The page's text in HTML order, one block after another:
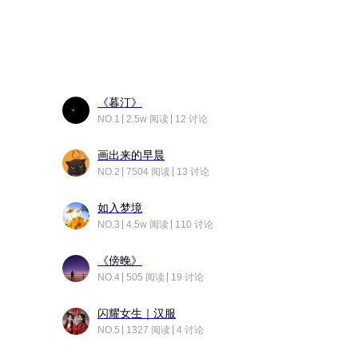
《暮汀》
NO.1 2.5w 阅读 12 讨论
画出来的早晨
NO.2 7504 阅读 13 讨论
如入梦境
NO.3 4.5w 阅读 110 讨论
《傍晚》
NO.4 505 阅读 19 讨论
闪耀女生｜汉服
NO.5 1327 阅读 4 讨论